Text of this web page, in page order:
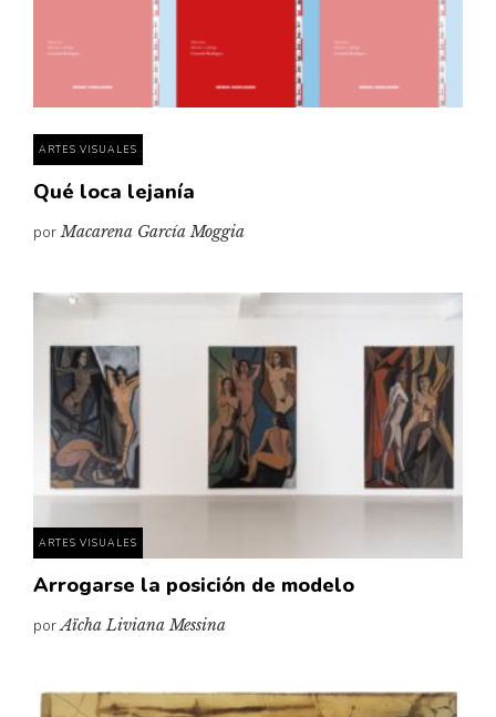
ARTES VISUALES
Qué loca lejanía
porMacarena García Moggia
ARTES VISUALES
Arrogarse la posición de modelo
porAïcha Liviana Messina